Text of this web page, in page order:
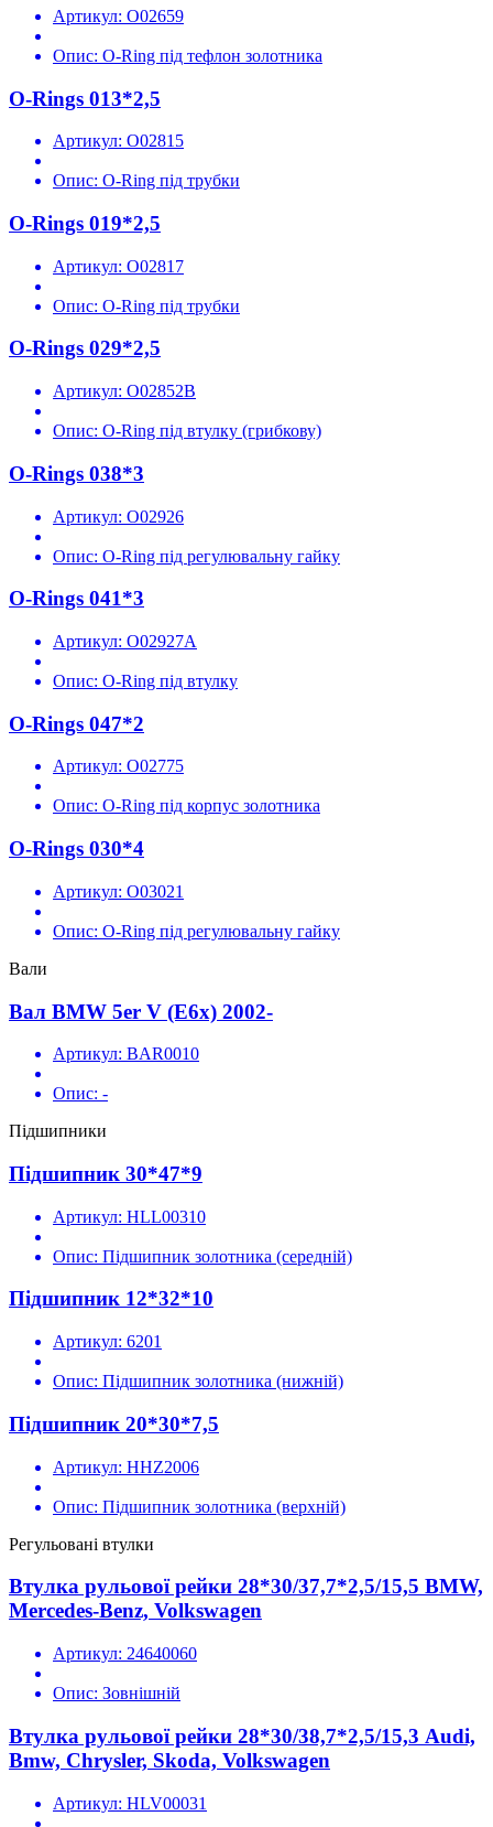
Артикул: O02659
Опис: O-Ring під тефлон золотника
O-Rings 013*2,5
Артикул: O02815
Опис: O-Ring під трубки
O-Rings 019*2,5
Артикул: O02817
Опис: O-Ring під трубки
O-Rings 029*2,5
Артикул: O02852B
Опис: O-Ring під втулку (грибкову)
O-Rings 038*3
Артикул: O02926
Опис: O-Ring під регулювальну гайку
O-Rings 041*3
Артикул: O02927A
Опис: O-Ring під втулку
O-Rings 047*2
Артикул: O02775
Опис: O-Ring під корпус золотника
O-Rings 030*4
Артикул: O03021
Опис: O-Ring під регулювальну гайку
Вали
Вал BMW 5er V (E6x) 2002-
Артикул: BAR0010
Опис: -
Підшипники
Підшипник 30*47*9
Артикул: HLL00310
Опис: Підшипник золотника (середній)
Підшипник 12*32*10
Артикул: 6201
Опис: Підшипник золотника (нижній)
Підшипник 20*30*7,5
Артикул: HHZ2006
Опис: Підшипник золотника (верхній)
Регульовані втулки
Втулка рульової рейки 28*30/37,7*2,5/15,5 BMW,
Mercedes-Benz, Volkswagen
Артикул: 24640060
Опис: Зовнішній
Втулка рульової рейки 28*30/38,7*2,5/15,3 Audi,
Bmw, Chrysler, Skoda, Volkswagen
Артикул: HLV00031